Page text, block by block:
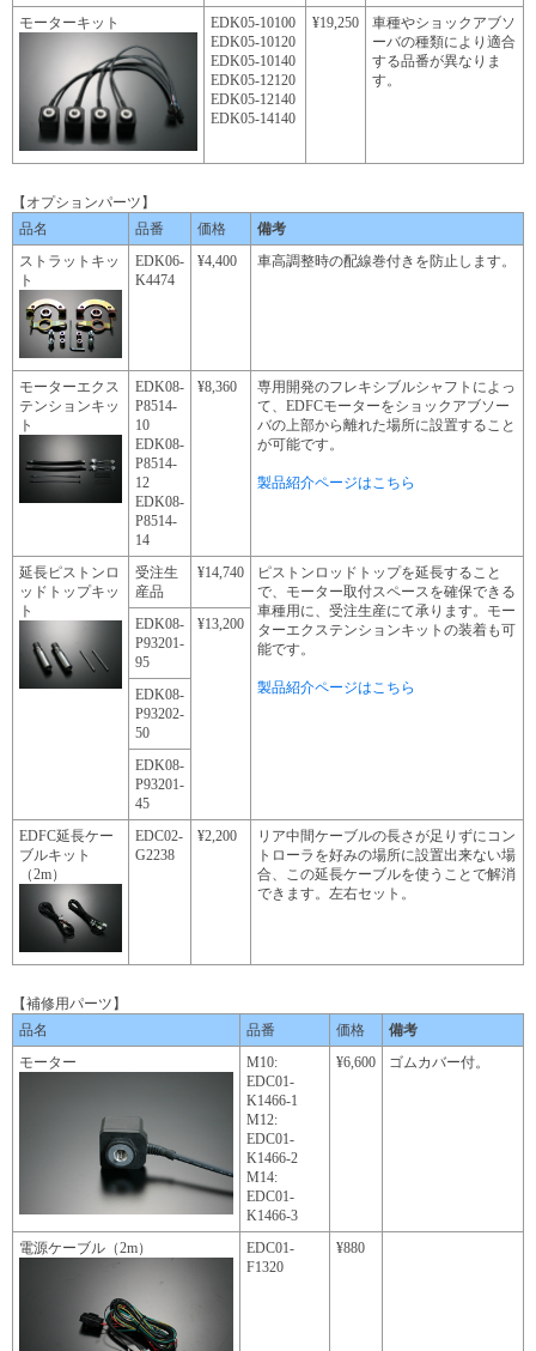
モーターキット
EDK05-10100
EDK05-10120
EDK05-10140
EDK05-12120
EDK05-12140
EDK05-14140
¥19,250
車種やショックアブソ
ーバの種類により適合
する品番が異なりま
す。
【オプションパーツ】
品名
品番 価格
備考
ストラットキッ
ト
EDK06-
K4474
¥4,400 車高調整時の配線巻付きを防止します。
モーターエクス
テンションキッ
ト
EDK08-
P8514-
10
EDK08-
P8514-
12
EDK08-
P8514-
14
¥8,360
専用開発のフレキシブルシャフトによっ
て、EDFCモーターをショックアブソー
バの上部から離れた場所に設置すること
が可能です。
製品紹介ページはこちら
延長ピストンロ
ッドトップキッ
ト
受注生
産品
¥14,740
ピストンロッドトップを延長すること
で、モーター取付スペースを確保できる
車種用に、受注生産にて承ります。モー
ターエクステンションキットの装着も可
能です。
製品紹介ページはこちら
EDK08-
P93201-
95
¥13,200
EDK08-
P93202-
50
EDK08-
P93201-
45
EDFC延長ケー
ブルキット
（2m）
EDC02-
G2238
¥2,200
リア中間ケーブルの長さが足りずにコン
トローラを好みの場所に設置出来ない場
合、この延長ケーブルを使うことで解消
できます。左右セット。
【補修用パーツ】
品名
品番 価格
備考
モーター
M10:
EDC01-
K1466-1
M12:
EDC01-
K1466-2
M14:
EDC01-
K1466-3
¥6,600 ゴムカバー付。
電源ケーブル（2m）
EDC01-
F1320
¥880